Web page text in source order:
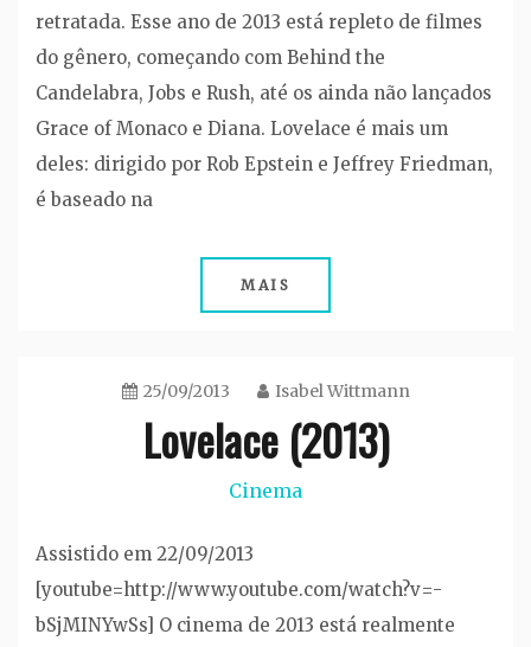
retratada. Esse ano de 2013 está repleto de filmes
do gênero, começando com Behind the
Candelabra, Jobs e Rush, até os ainda não lançados
Grace of Monaco e Diana. Lovelace é mais um
deles: dirigido por Rob Epstein e Jeffrey Friedman,
é baseado na
MAIS
25/09/2013 Isabel Wittmann
Lovelace (2013)
Cinema
Assistido em 22/09/2013
[youtube=http://www.youtube.com/watch?v=-
bSjMINYwSs] O cinema de 2013 está realmente